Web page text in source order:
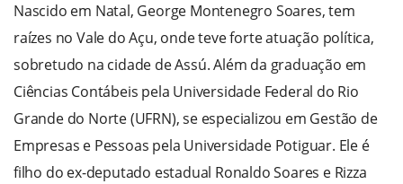
Nascido em Natal, George Montenegro Soares, tem
raízes no Vale do Açu, onde teve forte atuação política,
sobretudo na cidade de Assú. Além da graduação em
Ciências Contábeis pela Universidade Federal do Rio
Grande do Norte (UFRN), se especializou em Gestão de
Empresas e Pessoas pela Universidade Potiguar. Ele é
filho do ex-deputado estadual Ronaldo Soares e Rizza